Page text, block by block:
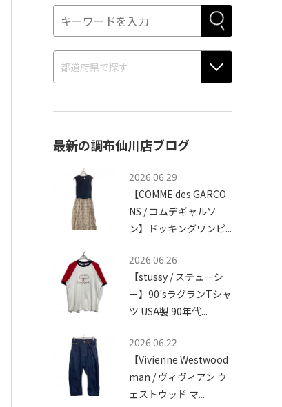
最新の調布仙川店ブログ
2026.06.29
【COMME des GARCO
NS / コムデギャルソ
ン】ドッキングワンピ...
2026.06.26
【stussy / ステューシ
ー】90'sラグランTシャ
ツ USA製 90年代...
2026.06.22
【Vivienne Westwood
man / ヴィヴィアン ウ
ェストウッド マ...